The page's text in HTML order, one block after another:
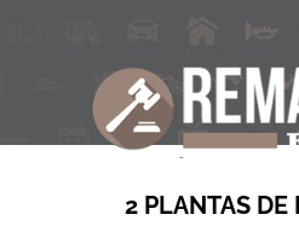
2 PLANTAS DE